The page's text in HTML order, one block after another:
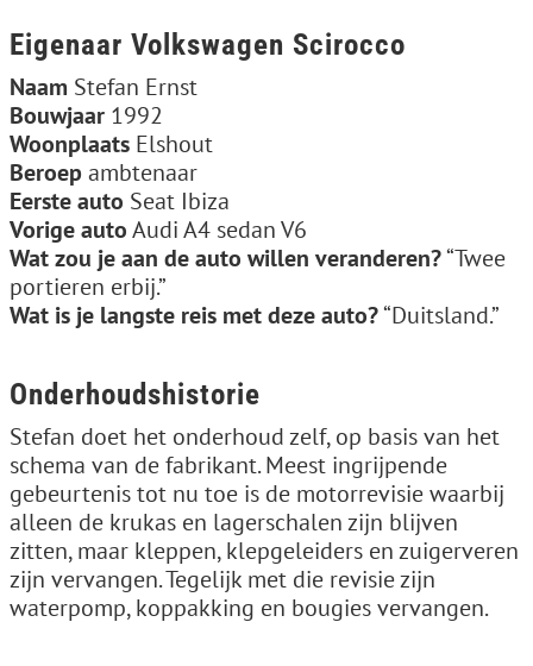
Eigenaar Volkswagen Scirocco
Naam Stefan Ernst
Bouwjaar 1992
Woonplaats Elshout
Beroepambtenaar
Eerste auto Seat Ibiza
Vorige autoAudi A4 sedan V6
Wat zou je aan de auto willen veranderen?“Twee
portieren erbij.”
Wat is je langste reis met deze auto?“Duitsland.”
Onderhoudshistorie
Stefan doet het onderhoud zelf, op basis van het
schema van de fabrikant. Meest ingrijpende
gebeurtenis tot nu toe is de motorrevisie waarbij
alleen de krukas en lagerschalen zijn blijven
zitten, maar kleppen, klepgeleiders en zuigerveren
zijn vervangen. Tegelijk met die revisie zijn
waterpomp, koppakking en bougies vervangen.